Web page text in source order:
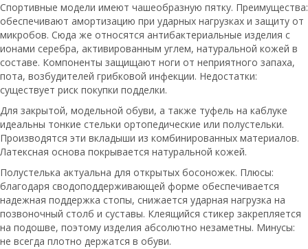
Спортивные модели имеют чашеобразную пятку. Преимущества:
обеспечивают амортизацию при ударных нагрузках и защиту от
микробов. Сюда же относятся антибактериальные изделия с
ионами серебра, активированным углем, натуральной кожей в
составе. Компоненты защищают ноги от неприятного запаха,
пота, возбудителей грибковой инфекции. Недостатки:
существует риск покупки подделки.
Для закрытой, модельной обуви, а также туфель на каблуке
идеальны тонкие стельки ортопедические или полустельки.
Производятся эти вкладыши из комбинированных материалов.
Латексная основа покрывается натуральной кожей.
Полустелька актуальна для открытых босоножек. Плюсы:
благодаря сводоподдерживающей форме обеспечивается
надежная поддержка стопы, снижается ударная нагрузка на
позвоночный столб и суставы. Клеящийся стикер закрепляется
на подошве, поэтому изделия абсолютно незаметны. Минусы:
не всегда плотно держатся в обуви.